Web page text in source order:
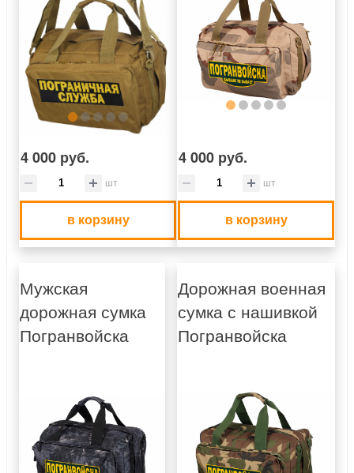
4 000 руб.
шт
в корзину
4 000 руб.
шт
в корзину
Мужская
дорожная сумка
Погранвойска
Дорожная военная
сумка с нашивкой
Погранвойска